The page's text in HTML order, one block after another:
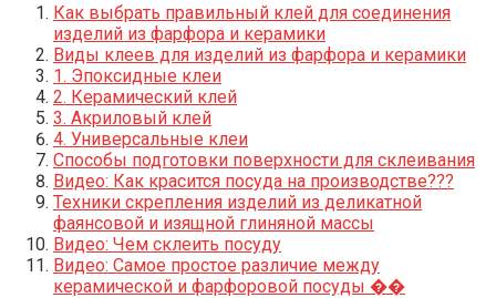
Как выбрать правильный клей для соединения
изделий из фарфора и керамики
Виды клеев для изделий из фарфора и керамики
1. Эпоксидные клеи
2. Керамический клей
3. Акриловый клей
4. Универсальные клеи
Способы подготовки поверхности для склеивания
Видео: Как красится посуда на производстве???
Техники скрепления изделий из деликатной
фаянсовой и изящной глиняной массы
Видео: Чем склеить посуду
Видео: Самое простое различие между
керамической и фарфоровой посуды ��